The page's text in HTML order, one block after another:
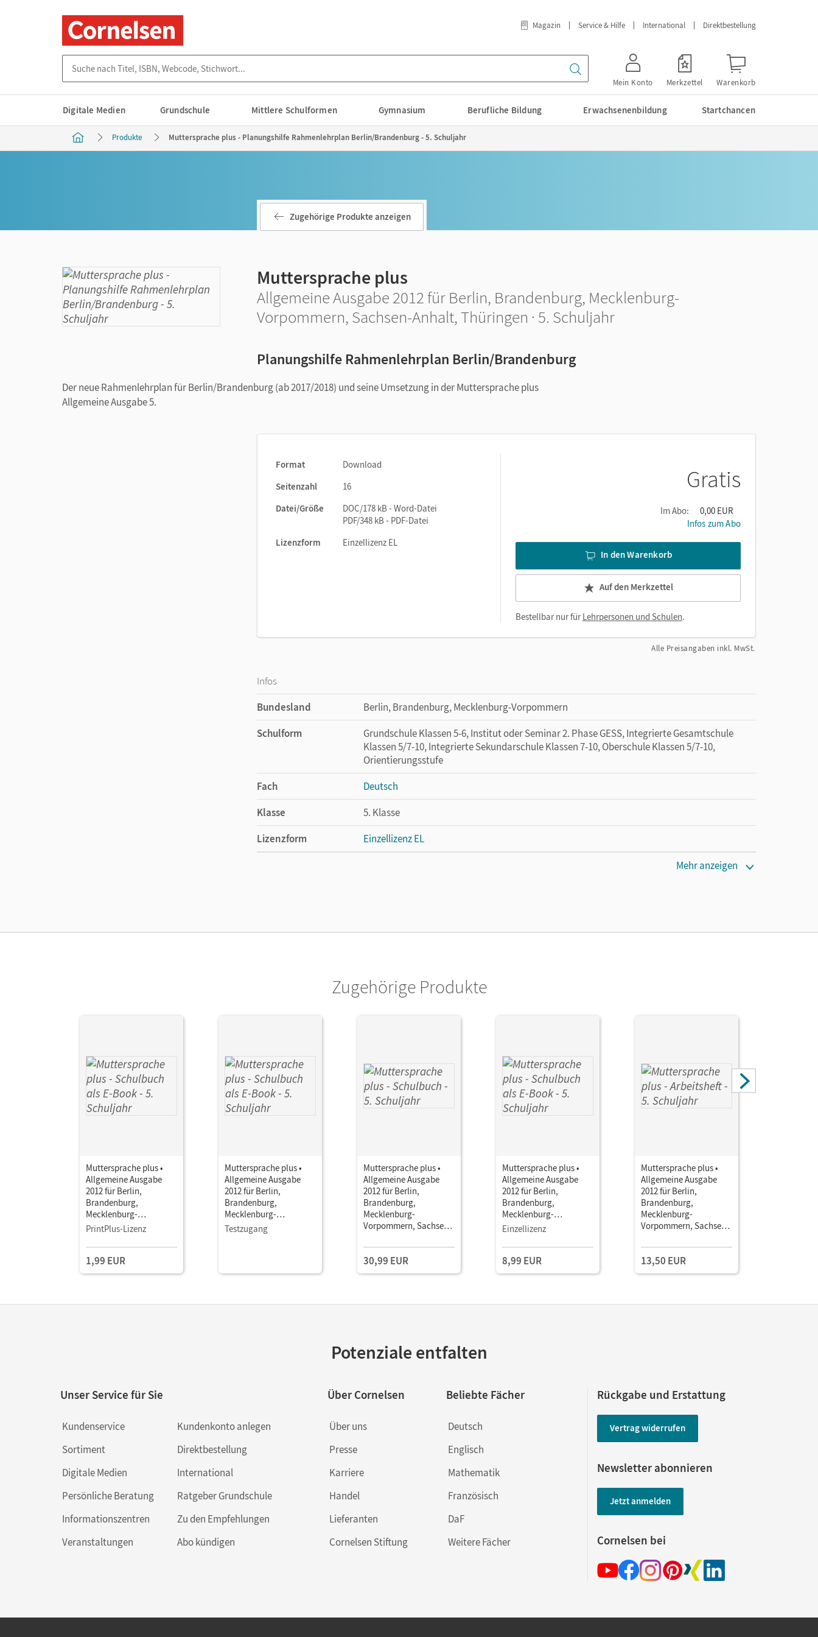
Magazin Service & Hilfe International Direktbestellung
Mein Konto Merkzettel Warenkorb
Digitale Medien Grundschule Mittlere Schulformen Gymnasium Berufliche Bildung Erwachsenenbildung Startchancen
Produkte Muttersprache plus - Planungshilfe Rahmenlehrplan Berlin/Brandenburg - 5. Schuljahr
Zugehörige Produkte anzeigen
Muttersprache plus
Allgemeine Ausgabe 2012 für Berlin, Brandenburg, Mecklenburg-
Vorpommern, Sachsen-Anhalt, Thüringen · 5. Schuljahr
Planungshilfe Rahmenlehrplan Berlin/Brandenburg
Der neue Rahmenlehrplan für Berlin/Brandenburg (ab 2017/2018) und seine Umsetzung in der Muttersprache plus
Allgemeine Ausgabe 5.
Format
Download
Seitenzahl
16
Datei/Größe
DOC/178 kB - Word-Datei
PDF/348 kB - PDF-Datei
Lizenzform
Einzellizenz EL
Gratis
Im Abo:
0,00 EUR
Infos zum Abo
In den Warenkorb
Auf den Merkzettel
Bestellbar nur fürLehrpersonen und Schulen.
Alle Preisangaben inkl. MwSt.
Infos
Bundesland
Berlin, Brandenburg, Mecklenburg-Vorpommern
Schulform
Grundschule Klassen 5-6, Institut oder Seminar 2. Phase GESS, Integrierte Gesamtschule
Klassen 5/7-10, Integrierte Sekundarschule Klassen 7-10, Oberschule Klassen 5/7-10,
Orientierungsstufe
Fach
Deutsch
Klasse
5. Klasse
Lizenzform
Einzellizenz EL
Mehr anzeigen
Zugehörige Produkte
Muttersprache plus •
Allgemeine Ausgabe
2012 für Berlin,
Brandenburg,
Mecklenburg-
Vorpommern, Sachsen-
Schuljahr • Schulbuch
als E-Book
PrintPlus-Lizenz
1,99 EUR
Muttersprache plus •
Allgemeine Ausgabe
2012 für Berlin,
Brandenburg,
Mecklenburg-
Vorpommern, Sachsen-
Anhalt, Thüringen · 5.
Testzugang
Muttersprache plus •
Allgemeine Ausgabe
2012 für Berlin,
Brandenburg,
Mecklenburg-
Vorpommern, Sachsen-
Schuljahr • Schulbuch
30,99 EUR
Muttersprache plus •
Allgemeine Ausgabe
2012 für Berlin,
Brandenburg,
Mecklenburg-
Vorpommern, Sachsen-
Schuljahr • Schulbuch
als E-Book
Einzellizenz
8,99 EUR
Muttersprache plus •
Allgemeine Ausgabe
2012 für Berlin,
Brandenburg,
Mecklenburg-
Vorpommern, Sachsen-
Schuljahr • Arbeitsheft
13,50 EUR
Hörtexten
Potenziale entfalten
Unser Service für Sie
Kundenservice
Sortiment
Digitale Medien
Persönliche Beratung
Informationszentren
Veranstaltungen
Kundenkonto anlegen
Direktbestellung
International
Ratgeber Grundschule
Zu den Empfehlungen
Abo kündigen
Über Cornelsen
Über uns
Presse
Karriere
Handel
Lieferanten
Cornelsen Stiftung
Beliebte Fächer
Deutsch
Englisch
Mathematik
Französisch
DaF
Weitere Fächer
Rückgabe und Erstattung
Vertrag widerrufen
Newsletter abonnieren
Jetzt anmelden
Cornelsen bei